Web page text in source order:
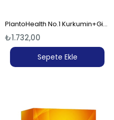
PlantoHealth No.1 Kurkumin+Ginger Shot-AVANTAJLI PAKET
₺1.732,00
Sepete Ekle